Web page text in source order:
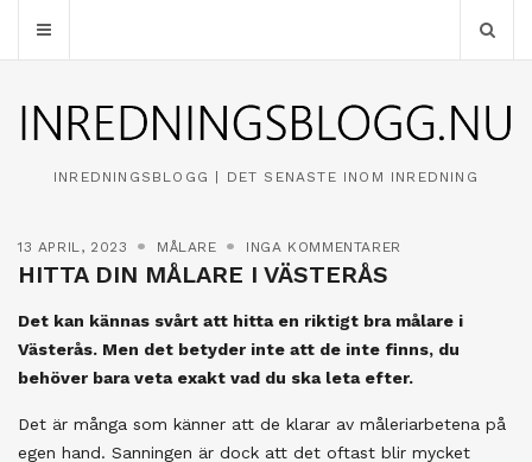
INREDNINGSBLOGG | DET SENASTE INOM INREDNING
13 APRIL, 2023 MÅLARE INGA KOMMENTARER
HITTA DIN MÅLARE I VÄSTERÅS
Det kan kännas svårt att hitta en riktigt bra målare i
Västerås. Men det betyder inte att de inte finns, du
behöver bara veta exakt vad du ska leta efter.
Det är många som känner att de klarar av måleriarbetena på
egen hand. Sanningen är dock att det oftast blir mycket